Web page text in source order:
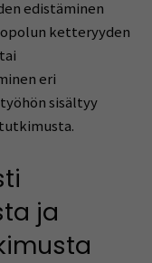
edistäminen
ketteryyden
eri
sisältyy
ja